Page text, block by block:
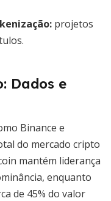
: projetos
Dados e
Binance e
do mercado cripto
mantém liderança
enquanto
de 45% do valor